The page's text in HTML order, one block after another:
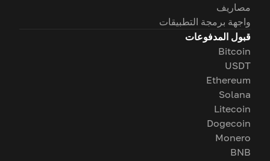
مصاريف
واجهة برمجة التطبيقات
قبول المدفوعات
Bitcoin
USDT
Ethereum
Solana
Litecoin
Dogecoin
Monero
BNB